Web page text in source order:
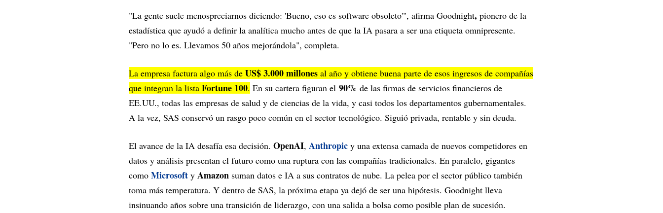
"La gente suele menospreciarnos diciendo: 'Bueno, eso es software obsoleto'", afirma Goodnight, pionero de la
estadística que ayudó a definir la analítica mucho antes de que la IA pasara a ser una etiqueta omnipresente.
"Pero no lo es. Llevamos 50 años mejorándola", completa.
La empresa factura algo más de US$ 3.000 millones al año y obtiene buena parte de esos ingresos de compañías
que integran la lista Fortune 100. En su cartera figuran el 90% de las firmas de servicios financieros de
EE.UU., todas las empresas de salud y de ciencias de la vida, y casi todos los departamentos gubernamentales.
A la vez, SAS conservó un rasgo poco común en el sector tecnológico. Siguió privada, rentable y sin deuda.
El avance de la IA desafía esa decisión. OpenAI, Anthropic y una extensa camada de nuevos competidores en
datos y análisis presentan el futuro como una ruptura con las compañías tradicionales. En paralelo, gigantes
como Microsoft y Amazon suman datos e IA a sus contratos de nube. La pelea por el sector público también
toma más temperatura. Y dentro de SAS, la próxima etapa ya dejó de ser una hipótesis. Goodnight lleva
insinuando años sobre una transición de liderazgo, con una salida a bolsa como posible plan de sucesión.